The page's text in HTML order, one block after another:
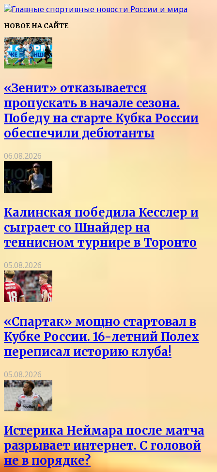
НОВОЕ НА САЙТЕ
«Зенит» отказывается
пропускать в начале сезона.
Победу на старте Кубка России
обеспечили дебютанты
06.08.2026
Калинская победила Кесслер и
сыграет со Шнайдер на
теннисном турнире в Торонто
05.08.2026
«Спартак» мощно стартовал в
Кубке России. 16-летний Полех
переписал историю клуба!
05.08.2026
Истерика Неймара после матча
разрывает интернет. С головой
не в порядке?